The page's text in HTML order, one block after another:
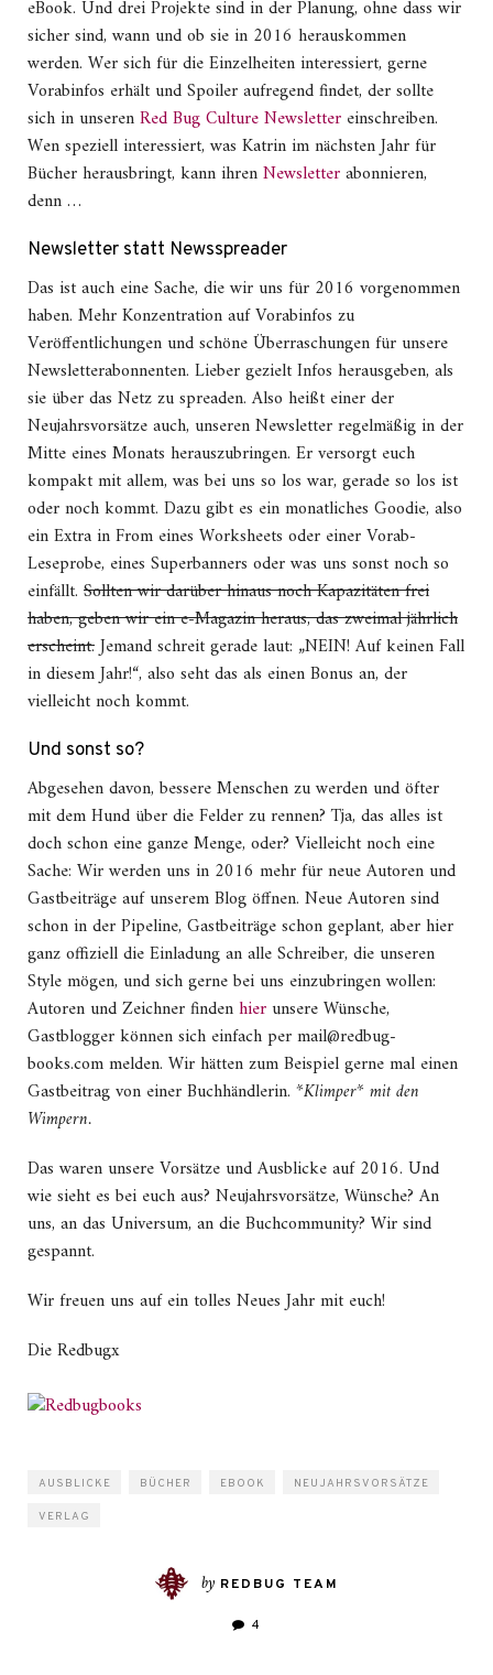
eBook. Und drei Projekte sind in der Planung, ohne dass wir
sicher sind, wann und ob sie in 2016 herauskommen
werden. Wer sich für die Einzelheiten interessiert, gerne
Vorabinfos erhält und Spoiler aufregend findet, der sollte
sich in unserenRed Bug Culture Newsletter einschreiben.
Wen speziell interessiert, was Katrin im nächsten Jahr für
Bücher herausbringt, kann ihrenNewsletterabonnieren,
denn …
Newsletter statt Newsspreader
Das ist auch eine Sache, die wir uns für 2016 vorgenommen
haben. Mehr Konzentration auf Vorabinfos zu
Veröffentlichungen und schöne Überraschungen für unsere
Newsletterabonnenten. Lieber gezielt Infos herausgeben, als
sie über das Netz zu spreaden. Also heißt einer der
Neujahrsvorsätze auch, unseren Newsletter regelmäßig in der
Mitte eines Monats herauszubringen. Er versorgt euch
kompakt mit allem, was bei uns so los war, gerade so los ist
oder noch kommt. Dazu gibt es ein monatliches Goodie, also
ein Extra in From eines Worksheets oder einer Vorab-
Leseprobe, eines Superbanners oder was uns sonst noch so
einfällt. Sollten wir darüber hinaus noch Kapazitäten frei
haben, geben wir ein e-Magazin heraus, das zweimal jährlich
erscheint.Jemand schreit gerade laut: „NEIN! Auf keinen Fall
in diesem Jahr!“, also seht das als einen Bonus an, der
vielleicht noch kommt.
Und sonst so?
Abgesehen davon, bessere Menschen zu werden und öfter
mit dem Hund über die Felder zu rennen? Tja, das alles ist
doch schon eine ganze Menge, oder? Vielleicht noch eine
Sache: Wir werden uns in 2016 mehr für neue Autoren und
Gastbeiträge auf unserem Blog öffnen. Neue Autoren sind
schon in der Pipeline, Gastbeiträge schon geplant, aber hier
ganz offiziell die Einladung an alle Schreiber, die unseren
Style mögen, und sich gerne bei uns einzubringen wollen:
Autoren und Zeichner findenhierunsere Wünsche,
Gastblogger können sich einfach per mail@redbug-
books.com melden. Wir hätten zum Beispiel gerne mal einen
Gastbeitrag von einer Buchhändlerin. *Klimper* mit den
Wimpern.
Das waren unsere Vorsätze und Ausblicke auf 2016. Und
wie sieht es bei euch aus? Neujahrsvorsätze, Wünsche? An
uns, an das Universum, an die Buchcommunity? Wir sind
gespannt.
Wir freuen uns auf ein tolles Neues Jahr mit euch!
Die Redbugx
AUSBLICKE BÜCHER EBOOK NEUJAHRSVORSÄTZE
VERLAG
by REDBUG TEAM
4